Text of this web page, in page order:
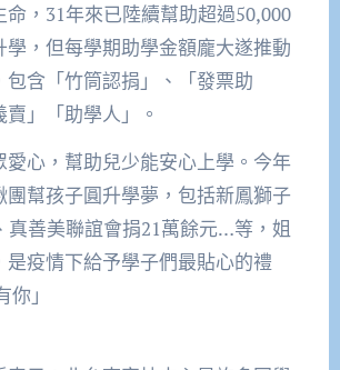
命，31年來已陸續幫助超過50,000
學，但每學期助學金額龐大遂推動
包含「竹筒認捐」、「發票助
」「助學人」。
愛心，幫助兒少能安心上學。今年
團幫孩子圓升學夢，包括新鳳獅子
真善美聯誼會捐21萬餘元…等，姐
是疫情下給予學子們最貼心的禮
」